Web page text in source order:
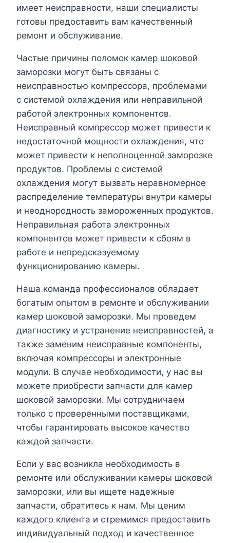
имеет неисправности, наши специалисты
готовы предоставить вам качественный
ремонт и обслуживание.
Частые причины поломок камер шоковой
заморозки могут быть связаны с
неисправностью компрессора, проблемами
с системой охлаждения или неправильной
работой электронных компонентов.
Неисправный компрессор может привести к
недостаточной мощности охлаждения, что
может привести к неполноценной заморозке
продуктов. Проблемы с системой
охлаждения могут вызвать неравномерное
распределение температуры внутри камеры
и неоднородность замороженных продуктов.
Неправильная работа электронных
компонентов может привести к сбоям в
работе и непредсказуемому
функционированию камеры.
Наша команда профессионалов обладает
богатым опытом в ремонте и обслуживании
камер шоковой заморозки. Мы проведем
диагностику и устранение неисправностей, а
также заменим неисправные компоненты,
включая компрессоры и электронные
модули. В случае необходимости, у нас вы
можете приобрести запчасти для камер
шоковой заморозки. Мы сотрудничаем
только с проверенными поставщиками,
чтобы гарантировать высокое качество
каждой запчасти.
Если у вас возникла необходимость в
ремонте или обслуживании камеры шоковой
заморозки, или вы ищете надежные
запчасти, обратитесь к нам. Мы ценим
каждого клиента и стремимся предоставить
индивидуальный подход и качественное